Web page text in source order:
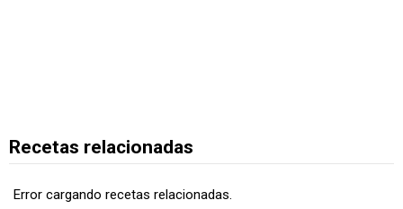
Recetas relacionadas
Error cargando recetas relacionadas.